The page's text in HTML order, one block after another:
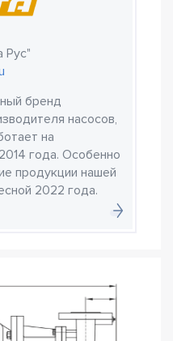
Рус"
бренд
насосов,
на
года. Особенно
продукции нашей
2022 года.